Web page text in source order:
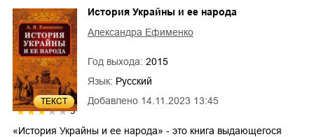
ТЕКСТ
3
Добавлено 14.11.2023 13:45
История Украйны и ее народа
Александра Ефименко
Год выхода: 2015
Язык: Русский
«История Украйны и ее народа» - это книга выдающегося